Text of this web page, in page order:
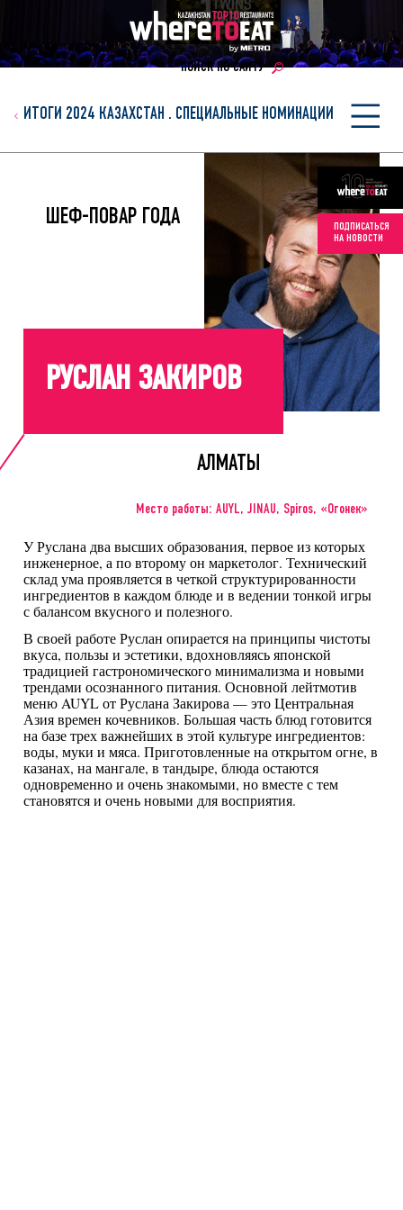
ПОИСК ПО САЙТУ
ПОДПИСАТЬСЯ
НА НОВОСТИ
ИТОГИ 2024 КАЗАХСТАН . СПЕЦИАЛЬНЫЕ НОМИНАЦИИ
ШЕФ-ПОВАР ГОДА
РУСЛАН ЗАКИРОВ
АЛМАТЫ
Место работы: AUYL, JINAU, Spiros, «Огонек»
У Руслана два высших образования, первое из которых
инженерное, а по второму он маркетолог. Технический
склад ума проявляется в четкой структурированности
ингредиентов в каждом блюде и в ведении тонкой игры
с балансом вкусного и полезного.
В своей работе Руслан опирается на принципы чистоты
вкуса, пользы и эстетики, вдохновляясь японской
традицией гастрономического минимализма и новыми
трендами осознанного питания. Основной лейтмотив
меню AUYL от Руслана Закирова — это Центральная
Азия времен кочевников. Большая часть блюд готовится
на базе трех важнейших в этой культуре ингредиентов:
воды, муки и мяса. Приготовленные на открытом огне, в
казанах, на мангале, в тандыре, блюда остаются
одновременно и очень знакомыми, но вместе с тем
становятся и очень новыми для восприятия.